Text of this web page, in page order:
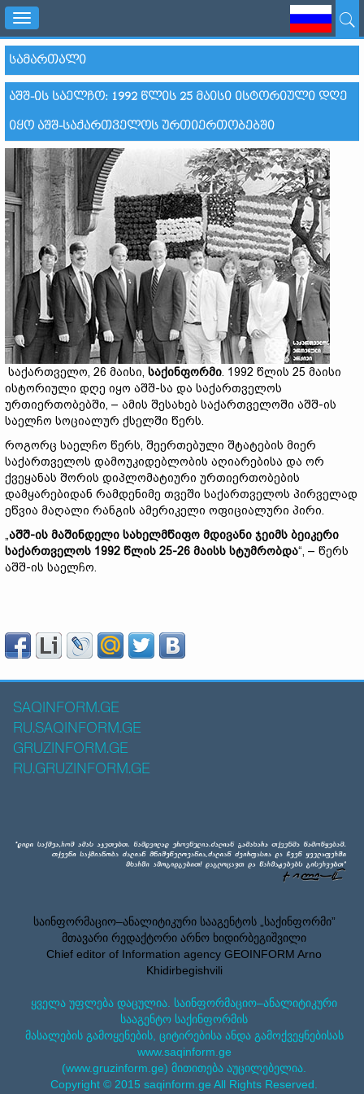
Toggle
navigation
ᲡᲐᲛᲐᲠᲗᲐᲚᲘ
ᲐᲨᲨ-ᲘᲡ ᲡᲐᲔᲚᲩᲝ: 1992 ᲬᲚᲘᲡ 25 ᲛᲐᲘᲡᲘ ᲘᲡᲢᲝᲠᲘᲣᲚᲘ ᲓᲦᲔ
ᲘᲧᲝ ᲐᲨᲨ-ᲡᲐᲥᲐᲠᲗᲕᲔᲚᲝᲡ ᲣᲠᲗᲘᲔᲠᲗᲝᲑᲔᲑᲨᲘ
საქართველო, 26 მაისი, საქინფორმი. 1992 წლის 25 მაისი
ისტორიული დღე იყო აშშ-სა და საქართველოს
ურთიერთობებში, – ამის შესახებ საქართველოში აშშ-ის
საელჩო სოციალურ ქსელში წერს.
როგორც საელჩო წერს, შეერთებული შტატების მიერ
საქართველოს დამოუკიდებლობის აღიარებისა და ორ
ქვეყანას შორის დიპლომატიური ურთიერთობების
დამყარებიდან რამდენიმე თვეში საქართველოს პირველად
ეწვია მაღალი რანგის ამერიკელი ოფიციალური პირი.
„აშშ-ის მაშინდელი სახელმწიფო მდივანი ჯეიმს ბეიკერი
საქართველოს 1992 წლის 25-26 მაისს სტუმრობდა“, – წერს
აშშ-ის საელჩო.
SAQINFORM.GE
RU.SAQINFORM.GE
GRUZINFORM.GE
RU.GRUZINFORM.GE
საინფორმაციო–ანალიტიკური სააგენტოს „საქინფორმი”
მთავარი რედაქტორი არნო ხიდირბეგიშვილი
Chief editor of Information agency GEOINFORM Arno
Khidirbegishvili
ყველა უფლება დაცულია. საინფორმაციო–ანალიტიკური
სააგენტო საქინფორმის
მასალების გამოყენების, ციტირებისა ანდა გამოქვეყნებისას
www.saqinform.ge
(www.gruzinform.ge) მითითება აუცილებელია.
Copyright © 2015 saqinform.ge All Rights Reserved.